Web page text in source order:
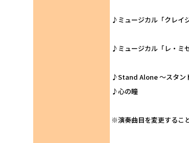
スティーブン
♪ミュージカル「クレイ
和田 誠、高橋
♪ミュージカル「レ・ミ
岩谷時子 訳詞
♪Stand Alone
♪心の瞳
※演奏曲目を変更するこ